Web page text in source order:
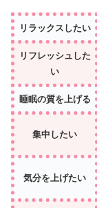
リラックスしたい
リフレッシュした
い
睡眠の質を上げる
集中したい
気分を上げたい